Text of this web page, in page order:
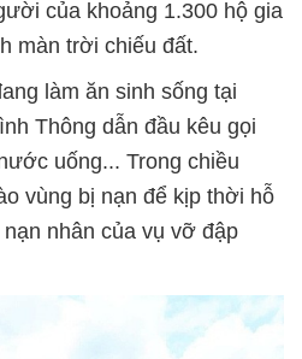
của khoảng 1.300 hộ gia
màn trời chiếu đất.
làm ăn sinh sống tại
Thông dẫn đầu kêu gọi
uống... Trong chiều
vùng bị nạn để kịp thời hỗ
nhân của vụ vỡ đập